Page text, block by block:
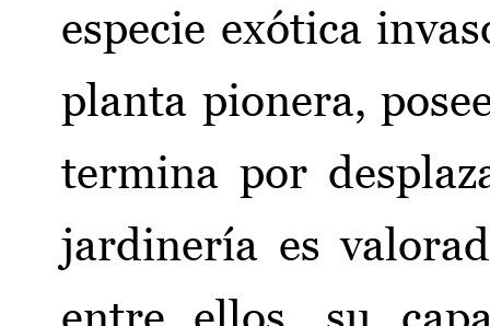
especie exótica
planta pionera,
termina por
jardinería es